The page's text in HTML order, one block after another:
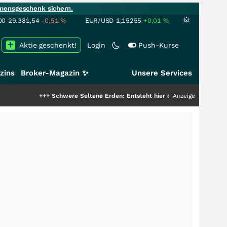
sichern.
29.381,54 -0,51% EUR/USD 1,15255 +0,01 %
Login Push-Kurse
Aktie geschenkt!
Broker-Magazin ✨ Unsere Services
Schwere Seltene Erden: Entsteht hier die nächsteAnzeige